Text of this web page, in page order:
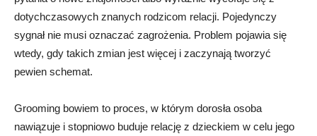
dotychczasowych znanych rodzicom relacji. Pojedynczy
sygnał nie musi oznaczać zagrożenia. Problem pojawia się
wtedy, gdy takich zmian jest więcej i zaczynają tworzyć
pewien schemat.
Grooming bowiem to proces, w którym dorosła osoba
nawiązuje i stopniowo buduje relację z dzieckiem w celu jego